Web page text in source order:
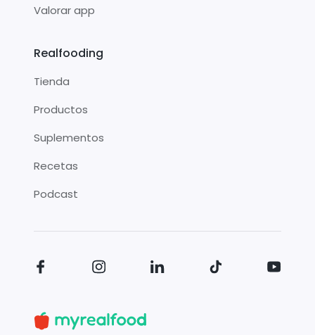
Valorar app
Realfooding
Tienda
Productos
Suplementos
Recetas
Podcast